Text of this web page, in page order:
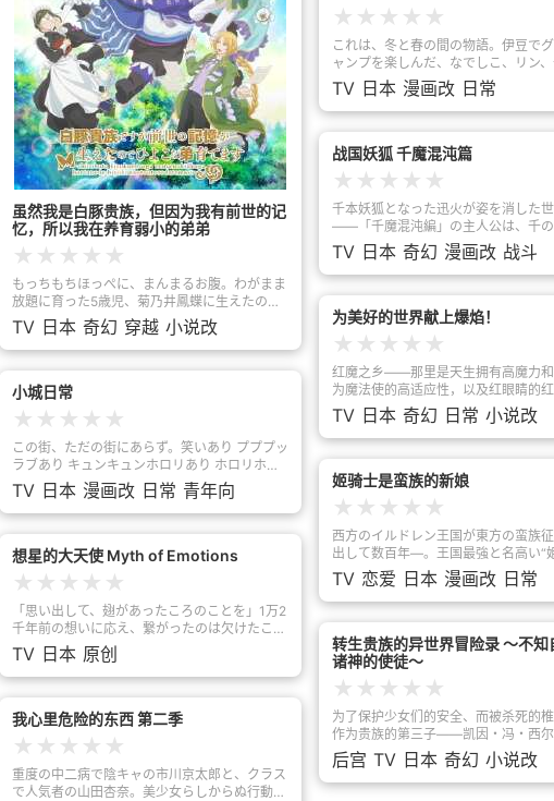
虽然我是白豚贵族，但因为我有前世的记
忆，所以我在养育弱小的弟弟
★ ★ ★ ★ ★
もっちもちほっぺに、まんまるお腹。わがまま
放題に育った5歳児、菊乃井鳳蝶に生えたの
は、前世――料理と裁縫と歌をこよなく愛す
「オトメン」な俺――の記憶だった。きらきら
ファンタジーな現世には、優雅で美しいものや
不思議なものがいっぱい！見目麗しいエルフ
に、人智を越えた存在の神々に、魔術の力ま
ぃにが大好き」な弟のレグルスくん。でも、見
えないところでは、伯爵である菊乃井家内部の
軋轢や、帝国貴族の腐敗が進んでて……。前世
のスキルに、神々やエルフ、ときどき魔術の力
を借りながら、幼い兄弟が挑戦する領地経営フ
ァンタジー！
TV 日本 奇幻 穿越 小说改
小城日常
★ ★ ★ ★ ★
この街、ただの街にあらず。笑いあり プププッ
ラブあり キュンキュンホロリあり ホロリホロ
リ住人たちが織りなす予測不能な平凡ライフ！
ワクワクが連鎖するCITYへようこそ。[中文简
介]这座城镇，绝非寻常之地。有欢笑（噗嗤
嗤！） 有心跳（怦怦♡） 有泪光（扑簌扑
簌......）居民们编织出无法预料的"平凡"日常！
欢迎来到心跳连发的奇妙CITY！
TV 日本 漫画改 日常 青年向
想星的大天使 Myth of Emotions
★ ★ ★ ★ ★
「思い出して、翅があったころのことを」1万2
千年前の想いに応え、繋がったのは欠けたここ
ろ。太陽と月と火星が出会うとき、新たな合体
の調べが流れる――！湘南の海に浮かぶ小島、
江の島。美しくのどかなその浜辺に、〈私立江
ノ島学園〉はある。学園には、全国から優秀な
子どもが集められ、最新の機器を使った英才教
レメント〉に選ばれたサッコ、リミヤ、トシ
は、感情の力で動く戦闘機〈ベクターマシン〉
の操縦を命じられ、謎の侵略兵器〈神話獣〉と
TV 日本 原创
我心里危险的东西 第二季
★ ★ ★ ★ ★
重度の中二病で陰キャの市川京太郎と、クラス
で人気者の山田杏奈。美少女らしからぬ行動を
神・アクア、中二病をこじらせた魔
ぐみん、妄想ノンストップな女騎士
という、能力だけは高いのにとんで
な３人とパーティを組むことになっ
で首が回らなくなったり、国家転覆
裁判にかけられたり、魔王軍幹部を
の里から帰還したカズマたちのもと
届く。その内容は、王女アイリスが
部を倒したカズマ達の冒険譚を聞き
アクセルの街を訪れた王女アイリス
達パーティとの対面を穏やかに終え
や―――「また私に、冒険話をして
言ったじゃない？」王女アイリスが
懐いてしまった！？カズマが目を開
こはなんと王都！アイリスに乞われ
うちに、王城でのセレブ生活に味を
幸いと居座ることを決めるカズマ。
ょうど同じころ、王都では義賊が暗
が起きていて――！？
★ ★ ★ ★ ★
これは、冬と春の間の物語。伊豆で
ャンプを楽しんだ、なでしこ、リン
おい、恵那。その後もキャンプ熱が
五人は、山梨や静岡で、それぞれの
を楽しんでいく。リンは、なでしこ
み・土岐綾乃と大井川周辺をツーリ
プ。なでしこは、ツーリング中のリ
恵那は、突発で山梨北部へバスキャ
けていく。五人は各地でこれまでの
しながら、時にはノリと勢いでピン
えて、思い思いのキャンプを満喫。
のしい、更新中」の、なでしこたち
ウトドア系ガールズストーリーの新
TV 日本 漫画改 日常
战国妖狐 千魔混沌篇
★ ★ ★ ★ ★
千本妖狐となった迅火が姿を消した
――「千魔混沌編」の主人公は、千
わら）を身に宿す霊力改造人間の少
と、彼を守るために強くなりたいと
少女・月湖。彼らに慕われその歩み
介と、暴走した迅火の行方を探し求
たま。そして、千夜の力を狙う、闇
き合い、その身を極めようとする千
次々と現れる強敵――旅の果てに彼
るものとは…!?物語は迅火から千夜へ
がバトンタッチされ、どんな冒険を
くれるか、しかと見届けよう！
TV 日本 奇幻 漫画改 战斗
为美好的世界献上爆焰！
★ ★ ★ ★ ★
红魔之乡——那里是天生拥有高魔力
为魔法使的高适应性，以及红眼睛的
的土地。这个红魔之乡有个乡训，那
学会高级魔法才能独当一面。爆裂魔
法。”但是，就在“魔法学园Red
们期待着学习高级魔法的时候，红魔
惠惠，独自一个人为了掌握爆裂魔法
——这是憧憬最强魔法的，一名少女
TV 日本 奇幻 日常 小说改
姬骑士是蛮族的新娘
★ ★ ★ ★ ★
西方のイルドレン王国が東方の蛮族
出して数百年―。王国最強と名高い“
ラフィーナ・ド・ラヴィラントは、
る東方征伐にて蛮族に敗れ、捕虜と
う。「…くっ、殺せ！」敗北した女騎
受けるのは陵辱の日々。……ではなく
ヴェーオルとの結婚だった！熱烈に
がらも、セラフィーナは強靱な意志
かし、異文化との接触、新たな出会
ヴェーオルの素顔が、セラフィーナ
を与えていき……!?姫騎士 vs. 蛮族王
士が紡ぐ異世界婚姻譚、開幕!!
TV 恋爱 日本 漫画改 日常
转生贵族的异世界冒险录 〜不知
诸神的使徒〜
★ ★ ★ ★ ★
为了保护少女们的安全、而被杀死的
作为贵族的第三子——凯因・冯・西
生到了梦中所见的那个剑与魔法的世
个世界的习惯，凯因在五岁时候接受
到了众神的加护······然而因为得到了
后宫 TV 日本 奇幻 小说改